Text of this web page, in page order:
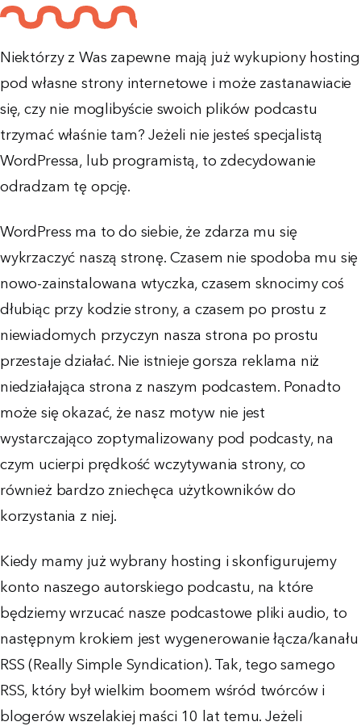
Niektórzy z Was zapewne mają już wykupiony hosting
pod własne strony internetowe i może zastanawiacie
się, czy nie moglibyście swoich plików podcastu
trzymać właśnie tam? Jeżeli nie jesteś specjalistą
WordPressa, lub programistą, to zdecydowanie
odradzam tę opcję.
WordPress ma to do siebie, że zdarza mu się
wykrzaczyć naszą stronę. Czasem nie spodoba mu się
nowo-zainstalowana wtyczka, czasem sknocimy coś
dłubiąc przy kodzie strony, a czasem po prostu z
niewiadomych przyczyn nasza strona po prostu
przestaje działać. Nie istnieje gorsza reklama niż
niedziałająca strona z naszym podcastem. Ponadto
może się okazać, że nasz motyw nie jest
wystarczająco zoptymalizowany pod podcasty, na
czym ucierpi prędkość wczytywania strony, co
również bardzo zniechęca użytkowników do
korzystania z niej.
Kiedy mamy już wybrany hosting i skonfigurujemy
konto naszego autorskiego podcastu, na które
będziemy wrzucać nasze podcastowe pliki audio, to
następnym krokiem jest wygenerowanie łącza/kanału
RSS (Really Simple Syndication). Tak, tego samego
RSS, który był wielkim boomem wśród twórców i
blogerów wszelakiej maści 10 lat temu. Jeżeli